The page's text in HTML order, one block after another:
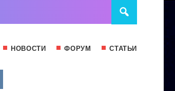
НОВОСТИ ФОРУМ СТАТЬИ